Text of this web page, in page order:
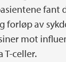
fant
forløp av
mot
T-celler.